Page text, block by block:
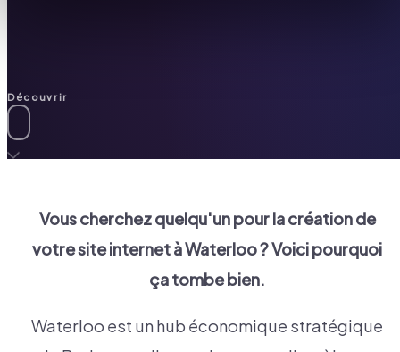
Découvrir
Vous cherchez quelqu'un pour la création de
votre site internet àWaterloo? Voici pourquoi
ça tombe bien.
Waterloo est un hub économique stratégique